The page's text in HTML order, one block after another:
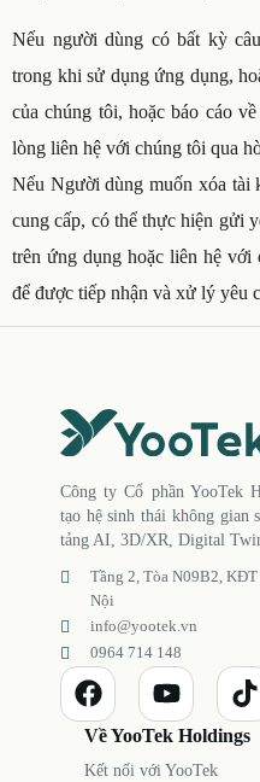
Nếu người dùng có bất kỳ
trong khi sử dụng ứng dụng,
của chúng tôi, hoặc báo cáo
lòng liên hệ với chúng tôi qua
Nếu Người dùng muốn xóa tài
cung cấp, có thể thực hiện gửi
trên ứng dụng hoặc liên hệ
để được tiếp nhận và xử lý yêu
Công ty Cổ phần YooTek
tạo hệ sinh thái không gian
tảng AI, 3D/XR, Digital
Tầng 2, Tòa N09B2, KĐT
Nội
info@yootek.vn
0964 714 148
Về YooTek Holdings
Kết nối với YooTek